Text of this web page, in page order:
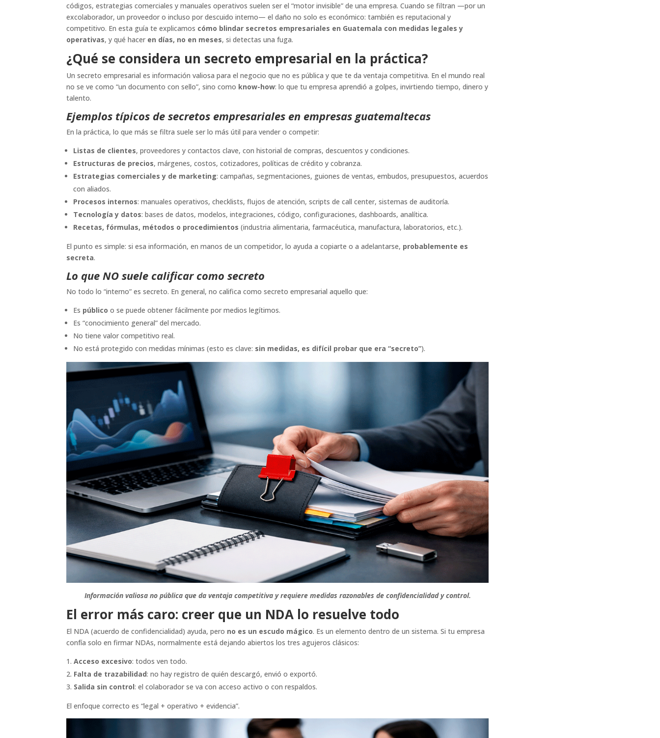
códigos, estrategias comerciales y manuales operativos suelen ser el “motor invisible” de una empresa. Cuando se filtran —por un
excolaborador, un proveedor o incluso por descuido interno— el daño no solo es económico: también es reputacional y
competitivo. En esta guía te explicamos cómo blindar secretos empresariales en Guatemala con medidas legales y
operativas, y qué hacer en días, no en meses, si detectas una fuga.
¿Qué se considera un secreto empresarial en la práctica?
Un secreto empresarial es información valiosa para el negocio que no es pública y que te da ventaja competitiva. En el mundo real
no se ve como “un documento con sello”, sino como know-how: lo que tu empresa aprendió a golpes, invirtiendo tiempo, dinero y
talento.
Ejemplos típicos de secretos empresariales en empresas guatemaltecas
En la práctica, lo que más se filtra suele ser lo más útil para vender o competir:
Listas de clientes, proveedores y contactos clave, con historial de compras, descuentos y condiciones.
Estructuras de precios, márgenes, costos, cotizadores, políticas de crédito y cobranza.
Estrategias comerciales y de marketing: campañas, segmentaciones, guiones de ventas, embudos, presupuestos, acuerdos
con aliados.
Procesos internos: manuales operativos, checklists, flujos de atención, scripts de call center, sistemas de auditoría.
Tecnología y datos: bases de datos, modelos, integraciones, código, configuraciones, dashboards, analítica.
Recetas, fórmulas, métodos o procedimientos (industria alimentaria, farmacéutica, manufactura, laboratorios, etc.).
El punto es simple: si esa información, en manos de un competidor, lo ayuda a copiarte o a adelantarse, probablemente es
secreta.
Lo que NO suele calificar como secreto
No todo lo “interno” es secreto. En general, no califica como secreto empresarial aquello que:
Es público o se puede obtener fácilmente por medios legítimos.
Es “conocimiento general” del mercado.
No tiene valor competitivo real.
No está protegido con medidas mínimas (esto es clave: sin medidas, es difícil probar que era “secreto”).
Información valiosa no pública que da ventaja competitiva y requiere medidas razonables de confidencialidad y control.
El error más caro: creer que un NDA lo resuelve todo
El NDA (acuerdo de confidencialidad) ayuda, pero no es un escudo mágico. Es un elemento dentro de un sistema. Si tu empresa
confía solo en firmar NDAs, normalmente está dejando abiertos los tres agujeros clásicos:
Acceso excesivo: todos ven todo.
Falta de trazabilidad: no hay registro de quién descargó, envió o exportó.
Salida sin control: el colaborador se va con acceso activo o con respaldos.
El enfoque correcto es “legal + operativo + evidencia”.